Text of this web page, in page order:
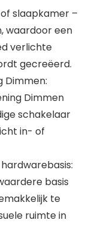
slaapkamer –
waardoor een
verlichte
gecreëerd.
Dimmen:
Dimmen
schakelaar
in- of
basis
te
ruimte in